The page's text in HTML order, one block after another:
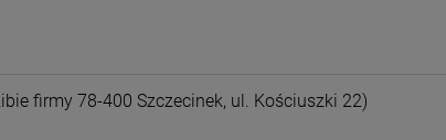
firmy 78-400 Szczecinek, ul. Kościuszki 22)